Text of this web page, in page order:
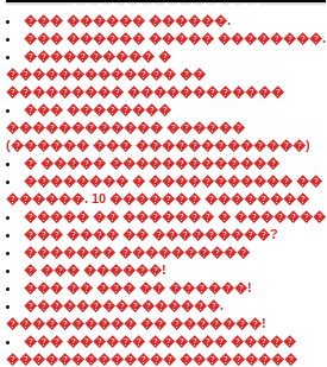
���������������
��� ������ ������.
��� ������ ����� ��������.
���������� �
������������� ��
��������� ������������
��� ��������
������������ ������
(������ ��� �������������)
� ����� �������������
�������� � ����������� ��
������. 10 ������� ��������
����� �� ������� � �������
��� ���� �� ���������?
������� ����������
� ��� ������!
��� �� ��� �� ������!
���������������.
���������� �� �������!
��� ������ ������ �����
������������� ���������